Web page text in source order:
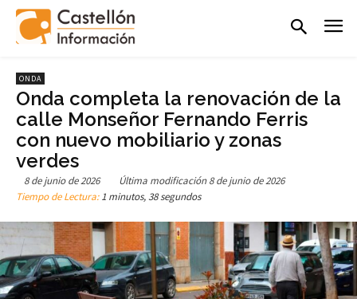
ONDA
Onda completa la renovación de la
calle Monseñor Fernando Ferris
con nuevo mobiliario y zonas
verdes
8 de junio de 2026 Última modificación 8 de junio de 2026
Tiempo de Lectura:1 minutos, 38 segundos